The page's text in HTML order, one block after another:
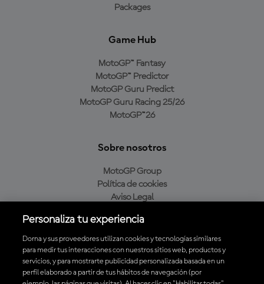
Packages
Game Hub
MotoGP™ Fantasy
MotoGP™ Predictor
MotoGP Guru Predict
MotoGP Guru Racing 25/26
MotoGP™26
Sobre nosotros
MotoGP Group
Política de cookies
Aviso Legal
Política de compra
Descarga la aplicación oficial de MotoGP™
Personaliza tu experiencia
Dorna y sus proveedores utilizan cookies y tecnologías similares
para medir tus interacciones con nuestros sitios web, productos y
servicios, y para mostrarte publicidad personalizada basada en un
perfil elaborado a partir de tus hábitos de navegación (por